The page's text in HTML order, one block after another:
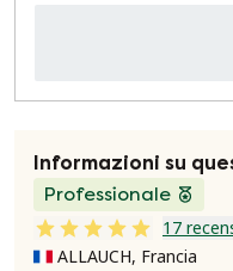
Informazioni su
Professionale
17
ALLAUCH, Francia